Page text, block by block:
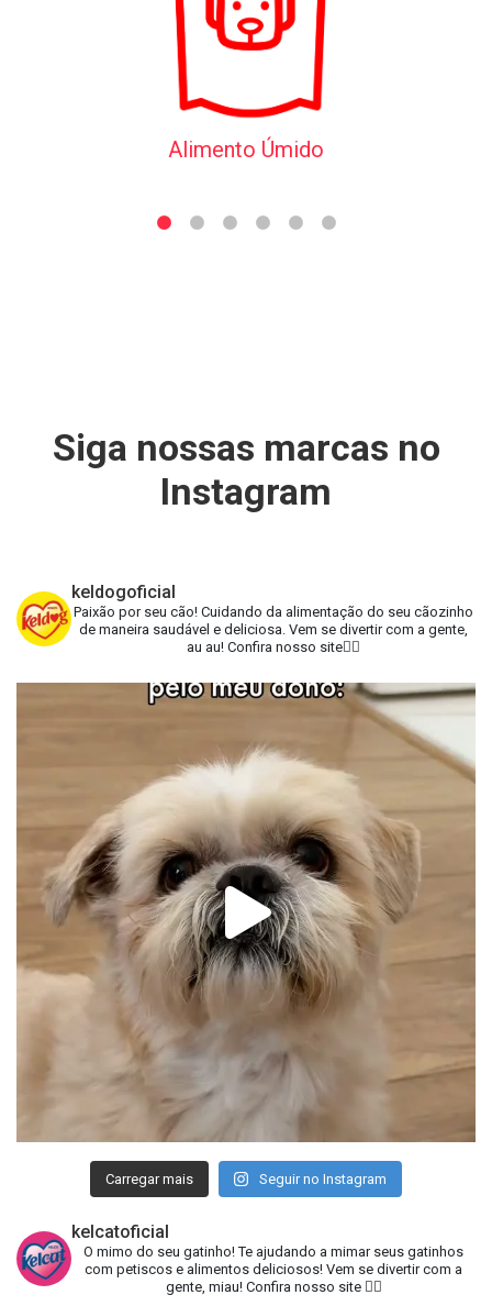
Alimento Úmido
Siga nossas marcas no
Instagram
keldogoficial
Paixão por seu cão! Cuidando da alimentação do seu cãozinho
de maneira saudável e deliciosa. Vem se divertir com a gente,
au au! Confira nosso site👇🏻
Carregar mais Seguir no Instagram
kelcatoficial
O mimo do seu gatinho!Te ajudando a mimar seus gatinhos
com petiscos e alimentos deliciosos! Vem se divertir com a
gente, miau!Confira nosso site 👇🏻